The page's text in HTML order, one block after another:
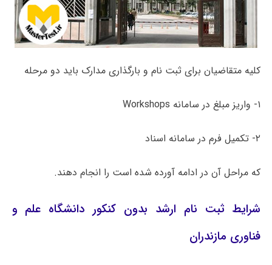
کلیه متقاضیان برای ثبت نام و بارگذاری مدارک باید دو مرحله
۱- واریز مبلغ در سامانه Workshops
۲- تکمیل فرم در سامانه اسناد
که مراحل آن در ادامه آورده شده است را انجام دهند.
شرایط ثبت نام ارشد بدون کنکور دانشگاه علم و
فناوری مازندران